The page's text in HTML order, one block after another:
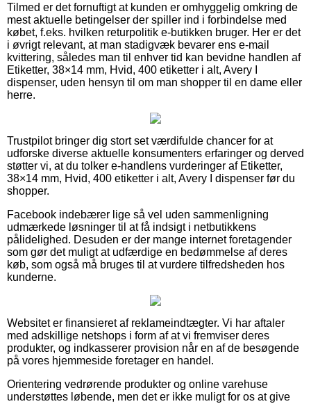
Tilmed er det fornuftigt at kunden er omhyggelig omkring de
mest aktuelle betingelser der spiller ind i forbindelse med
købet, f.eks. hvilken returpolitik e-butikken bruger. Her er det
i øvrigt relevant, at man stadigvæk bevarer ens e-mail
kvittering, således man til enhver tid kan bevidne handlen af
Etiketter, 38×14 mm, Hvid, 400 etiketter i alt, Avery I
dispenser, uden hensyn til om man shopper til en dame eller
herre.
Trustpilot bringer dig stort set værdifulde chancer for at
udforske diverse aktuelle konsumenters erfaringer og derved
støtter vi, at du tolker e-handlens vurderinger af Etiketter,
38×14 mm, Hvid, 400 etiketter i alt, Avery I dispenser før du
shopper.
Facebook indebærer lige så vel uden sammenligning
udmærkede løsninger til at få indsigt i netbutikkens
pålidelighed. Desuden er der mange internet foretagender
som gør det muligt at udfærdige en bedømmelse af deres
køb, som også må bruges til at vurdere tilfredsheden hos
kunderne.
Websitet er finansieret af reklameindtægter. Vi har aftaler
med adskillige netshops i form af at vi fremviser deres
produkter, og indkasserer provision når en af de besøgende
på vores hjemmeside foretager en handel.
Orientering vedrørende produkter og online varehuse
understøttes løbende, men det er ikke muligt for os at give